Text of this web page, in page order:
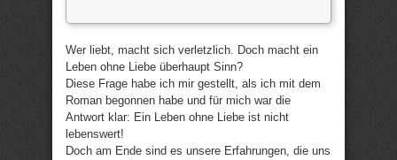
Wer liebt, macht sich verletzlich. Doch macht ein
Leben ohne Liebe überhaupt Sinn?
Diese Frage habe ich mir gestellt, als ich mit dem
Roman begonnen habe und für mich war die
Antwort klar: Ein Leben ohne Liebe ist nicht
lebenswert!
Doch am Ende sind es unsere Erfahrungen, die uns